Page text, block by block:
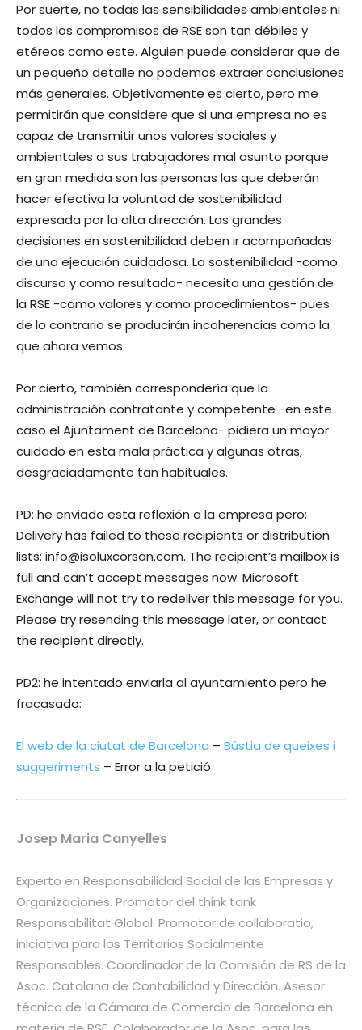
Por suerte, no todas las sensibilidades ambientales ni
todos los compromisos de RSE son tan débiles y
etéreos como este. Alguien puede considerar que de
un pequeño detalle no podemos extraer conclusiones
más generales. Objetivamente es cierto, pero me
permitirán que considere que si una empresa no es
capaz de transmitir unos valores sociales y
ambientales a sus trabajadores mal asunto porque
en gran medida son las personas las que deberán
hacer efectiva la voluntad de sostenibilidad
expresada por la alta dirección. Las grandes
decisiones en sostenibilidad deben ir acompañadas
de una ejecución cuidadosa. La sostenibilidad -como
discurso y como resultado- necesita una gestión de
la RSE -como valores y como procedimientos- pues
de lo contrario se producirán incoherencias como la
que ahora vemos.
Por cierto, también correspondería que la
administración contratante y competente -en este
caso el Ajuntament de Barcelona- pidiera un mayor
cuidado en esta mala práctica y algunas otras,
desgraciadamente tan habituales.
PD: he enviado esta reflexión a la empresa pero:
Delivery has failed to these recipients or distribution
lists: info@isoluxcorsan.com. The recipient’s mailbox is
full and can’t accept messages now. Microsoft
Exchange will not try to redeliver this message for you.
Please try resending this message later, or contact
the recipient directly.
PD2: he intentado enviarla al ayuntamiento pero he
fracasado:
El web de la ciutat de Barcelona – Bústia de queixes i
suggeriments – Error a la petició
Josep Maria Canyelles
Experto en Responsabilidad Social de las Empresas y
Organizaciones. Promotor del think tank
Responsabilitat Global. Promotor de collaboratio,
iniciativa para los Territorios Socialmente
Responsables. Coordinador de la Comisión de RS de la
Asoc. Catalana de Contabilidad y Dirección. Asesor
técnico de la Cámara de Comercio de Barcelona en